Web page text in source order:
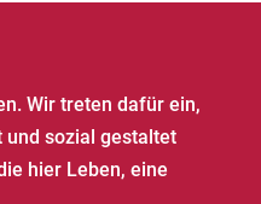
Wir treten dafür ein,
und sozial gestaltet
hier Leben, eine